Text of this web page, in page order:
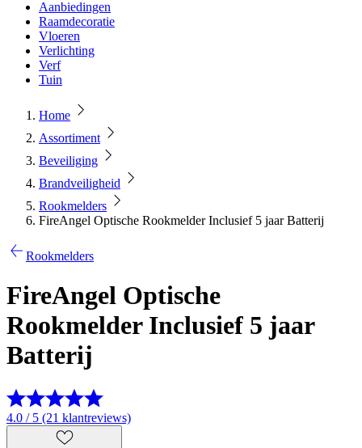
Aanbiedingen
Raamdecoratie
Vloeren
Verlichting
Verf
Tuin
Home
Assortiment
Beveiliging
Brandveiligheid
Rookmelders
FireAngel Optische Rookmelder Inclusief 5 jaar Batterij
Rookmelders
FireAngel Optische
Rookmelder Inclusief 5 jaar
Batterij
4.0 / 5 (21 klantreviews)